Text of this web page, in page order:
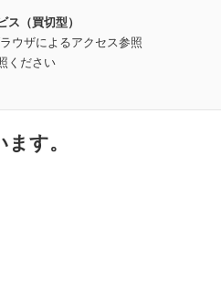
ス（買切型）
ウザによるアクセス参照
ください
す。